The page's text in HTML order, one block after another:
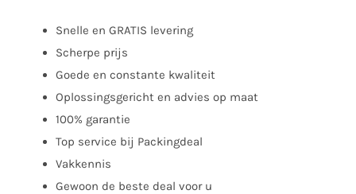
Snelle en GRATIS levering
Scherpe prijs
Goede en constante kwaliteit
Oplossingsgericht en advies op maat
100% garantie
Top service bij Packingdeal
Vakkennis
Gewoon de beste deal voor u